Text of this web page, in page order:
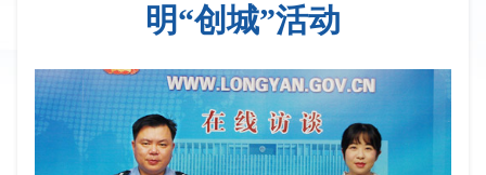
明“创城”活动